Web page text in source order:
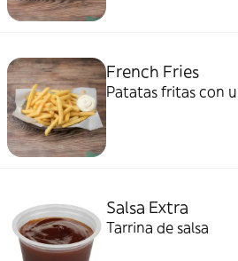
French Fries
Patatas fritas con
Salsa Extra
Tarrina de salsa